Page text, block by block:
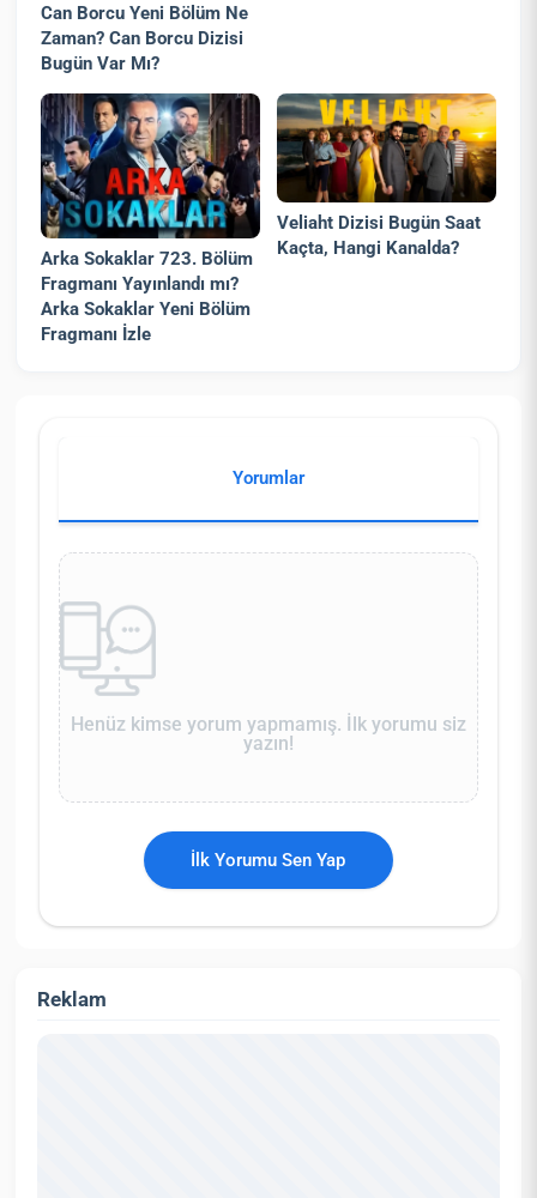
Can Borcu Yeni Bölüm Ne
Zaman? Can Borcu Dizisi
Bugün Var Mı?
Arka Sokaklar 723. Bölüm
Fragmanı Yayınlandı mı?
Arka Sokaklar Yeni Bölüm
Fragmanı İzle
Veliaht Dizisi Bugün Saat
Kaçta, Hangi Kanalda?
Yorumlar
Henüz kimse yorum yapmamış. İlk yorumu siz
yazın!
İlk Yorumu Sen Yap
Reklam